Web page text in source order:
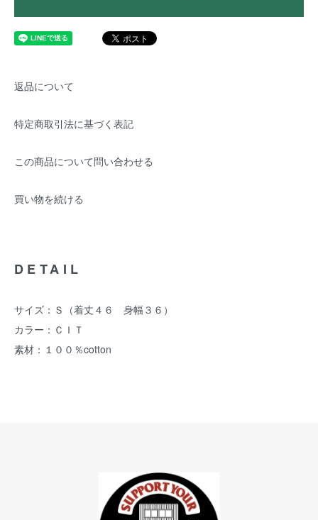
返品について
特定商取引法に基づく表記
この商品について問い合わせる
買い物を続ける
DETAIL
サイズ：Ｓ（着丈４６ 身幅３６）
カラー：ＣＩＴ
素材：１００％cotton